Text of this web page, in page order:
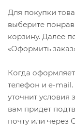
Для покупки
выберите
корзину. Далее
«Оформить
Когда
телефон и e-
уточнит условия
вам придет
почту или через